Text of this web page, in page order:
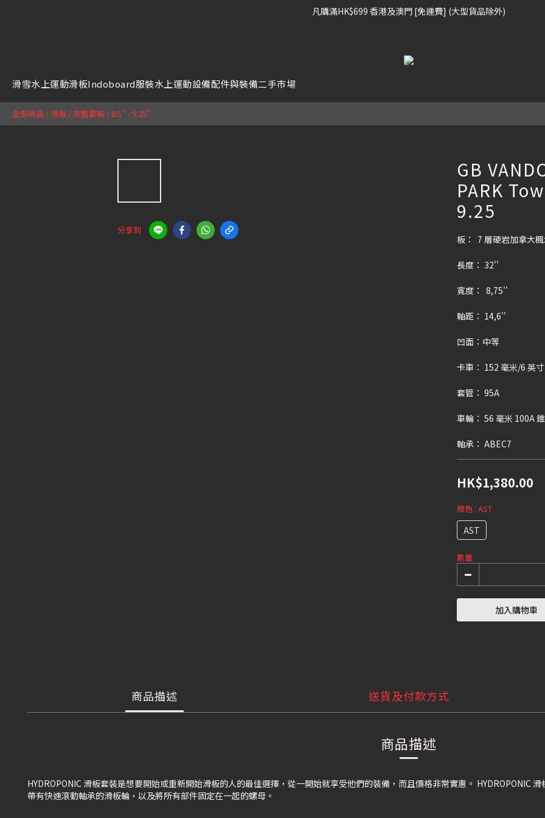
凡購滿HK$699 香港及澳門 [免運費] (大型貨品除外)
我們提供全球運送服務。（請查看運送政策）
滑雪水上運動滑板Indoboard服裝水上運動設備配件與裝備二手市場
全部商品 / 滑板 /完整套裝 / 8.5" - 9.25"
分享到
GB
PARK
9.25
板：  7 層硬岩加拿大
長度： 32''
寬度：  8,75''
軸距： 14,6''
凹面：中等
卡車： 152 毫米/6 英
套管： 95A
車輪： 56 毫米 100A
軸承： ABEC7
HK$1,380.00
顏色 : AST
AST
數量
加入購物車
商品描述 送貨及付款方式
商品描述
HYDROPONIC 滑板套裝是想要開始或重新開始滑板的人的最佳選擇，從一開始就享受他們的裝備，而且價格非常實惠。 HYDROPONIC
帶有快速滾動軸承的滑板輪，以及將所有部件固定在一起的螺母。